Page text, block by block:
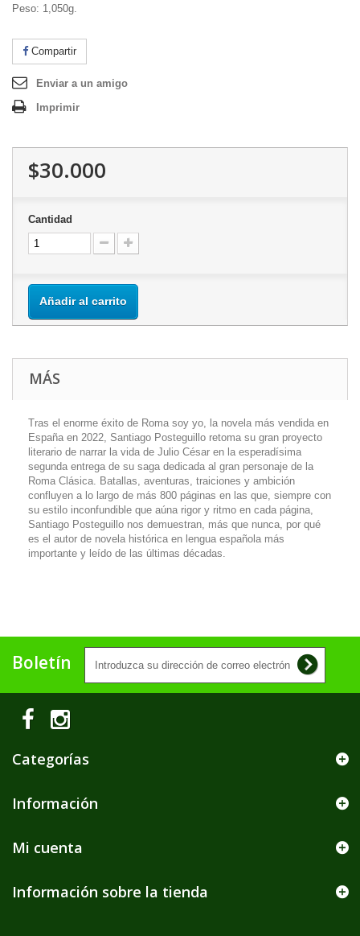
Peso: 1,050g.
Compartir
Enviar a un amigo
Imprimir
$30.000
Cantidad
Añadir al carrito
MÁS
Tras el enorme éxito de Roma soy yo, la novela más vendida en
España en 2022, Santiago Posteguillo retoma su gran proyecto
literario de narrar la vida de Julio César en la esperadísima
segunda entrega de su saga dedicada al gran personaje de la
Roma Clásica. Batallas, aventuras, traiciones y ambición
confluyen a lo largo de más 800 páginas en las que, siempre con
su estilo inconfundible que aúna rigor y ritmo en cada página,
Santiago Posteguillo nos demuestran, más que nunca, por qué
es el autor de novela histórica en lengua española más
importante y leído de las últimas décadas.
Boletín
Categorías
Información
Mi cuenta
Información sobre la tienda